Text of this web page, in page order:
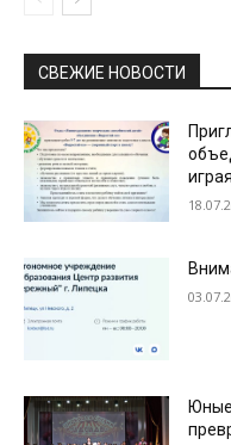
СВЕЖИЕ НОВОСТИ